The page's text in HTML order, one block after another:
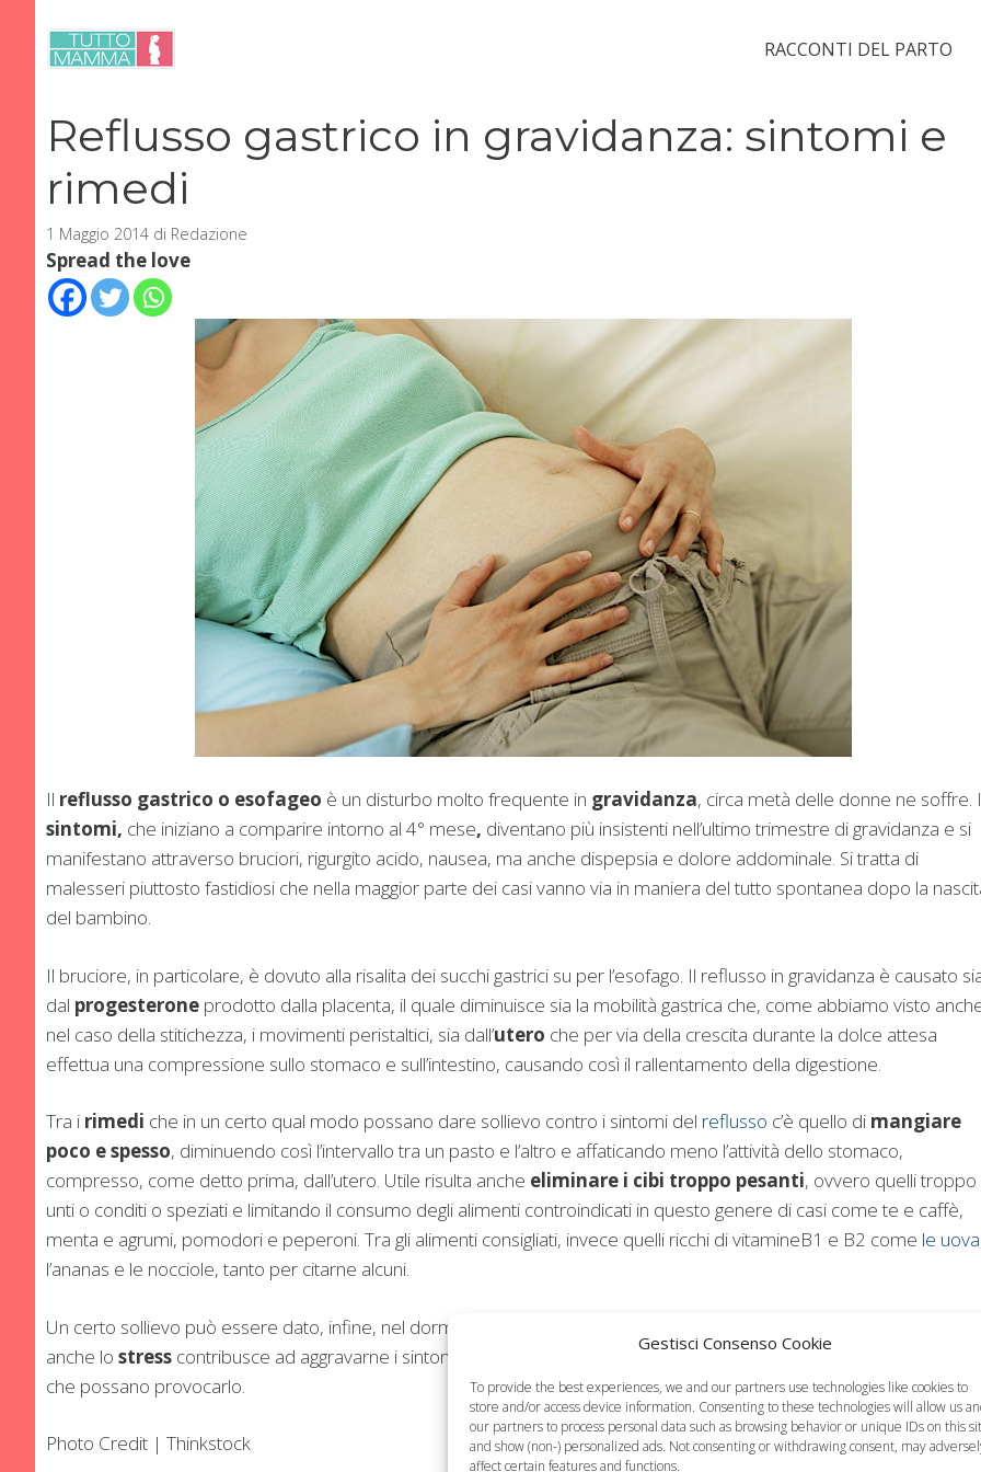
Gestisci Consenso Cookie
To provide the best experiences, we and our partners use technologies like cookies to
store and/or access device information. Consenting to these technologies will allow us
our partners to process personal data such as browsing behavior or unique IDs on this
and show (non-) personalized ads. Not consenting or withdrawing consent, may
affect certain features and functions.
contenuto
RACCONTI DEL PARTO
Reflusso gastrico in gravidanza: sintomi e
rimedi
1 Maggio 2014 di Redazione
Spread the love
Il reflusso gastrico o esofageo è un disturbo molto frequente in gravidanza, circa metà delle donne ne soffre. I
sintomi, che iniziano a comparire intorno al 4° mese, diventano più insistenti nell’ultimo trimestre di gravidanza e si
manifestano attraverso bruciori, rigurgito acido, nausea, ma anche dispepsia e dolore addominale. Si tratta di
malesseri piuttosto fastidiosi che nella maggior parte dei casi vanno via in maniera del tutto spontanea dopo la
del bambino.
Il bruciore, in particolare, è dovuto alla risalita dei succhi gastrici su per l’esofago. Il reflusso in gravidanza è causato
dal progesterone prodotto dalla placenta, il quale diminuisce sia la mobilità gastrica che, come abbiamo visto
nel caso della stitichezza, i movimenti peristaltici, sia dall’utero che per via della crescita durante la dolce attesa
effettua una compressione sullo stomaco e sull’intestino, causando così il rallentamento della digestione.
Tra i rimedi che in un certo qual modo possano dare sollievo contro i sintomi del reflusso c’è quello di mangiare
poco e spesso, diminuendo così l’intervallo tra un pasto e l’altro e affaticando meno l’attività dello stomaco,
compresso, come detto prima, dall’utero. Utile risulta anche eliminare i cibi troppo pesanti, ovvero quelli troppo
unti o conditi o speziati e limitando il consumo degli alimenti controindicati in questo genere di casi come te e caffè,
menta e agrumi, pomodori e peperoni. Tra gli alimenti consigliati, invece quelli ricchi di vitamineB1 e B2 come le uova
l’ananas e le nocciole, tanto per citarne alcuni.
Un certo sollievo può essere dato, infine, nel dormire con lo schienale leggermente rialzato ed a pancia in su. In
anche lo stress contribusce ad aggravarne i sintomi, ecco perchè sarà bene cercare di evitare tutte quelle situazioni
che possano provocarlo.
Photo Credit | Thinkstock